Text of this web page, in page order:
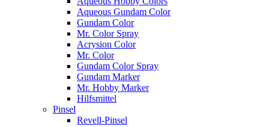
Aqueous Gundam Color
Gundam Color
Mr. Color Spray
Acrysion Color
Mr. Color
Gundam Color Spray
Gundam Marker
Mr. Hobby Marker
Hilfsmittel
Pinsel
Revell-Pinsel